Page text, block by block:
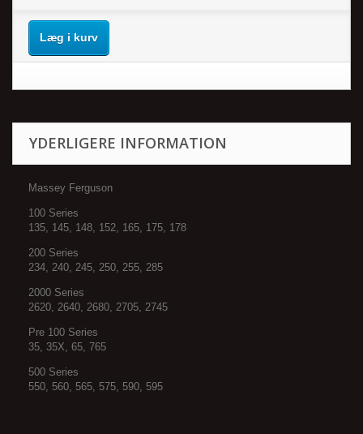
Læg i kurv
YDERLIGERE INFORMATION
Massey Ferguson
100 Series
135, 145, 148, 152, 165, 175, 178
200 Series
234, 240, 245, 250, 255, 285
2000 Series
2620, 2640, 2680, 2705, 2745
Pre 100 Series
35, 35X, 65, 765
500 Series
550, 560, 565, 575, 590, 595